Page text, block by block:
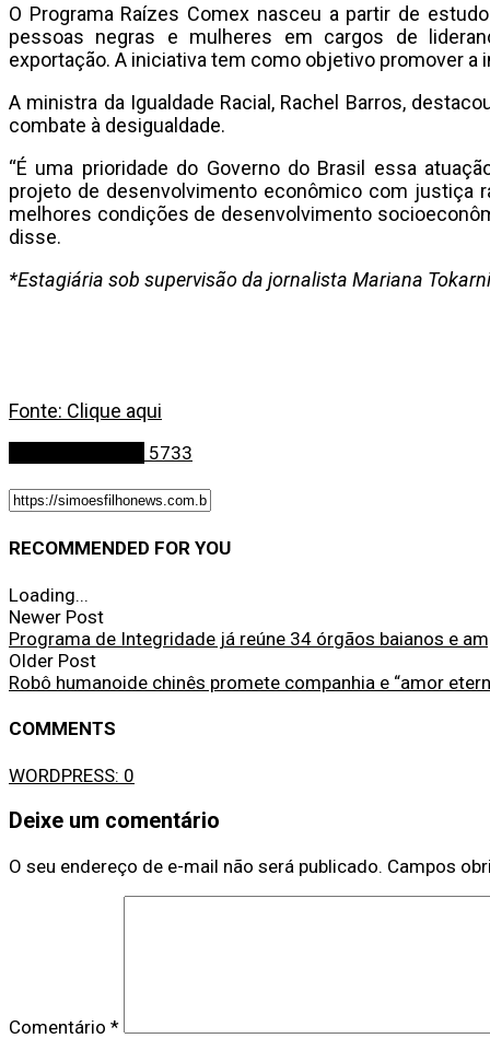
O Programa Raízes Comex nasceu a partir de
pessoas negras e mulheres em cargos de
exportação. A iniciativa tem como objetivo promover
A ministra da Igualdade Racial, Rachel Barros,
combate à desigualdade.
“É uma prioridade do Governo do Brasil essa
projeto de desenvolvimento econômico com justiça
melhores condições de desenvolvimento
disse.
*Estagiária sob supervisão da jornalista Mariana
Fonte: Clique aqui
5733
RECOMMENDED FOR YOU
Loading...
Newer Post
Programa de Integridade já reúne 34 órgãos baianos e
Older Post
Robô humanoide chinês promete companhia e “amor
COMMENTS
WORDPRESS: 0
Deixe um comentário
O seu endereço de e-mail não será publicado. Campos
Comentário *